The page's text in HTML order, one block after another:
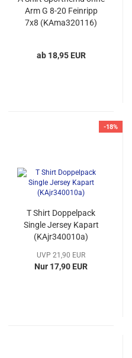
Arm G 8-20 Feinripp
7x8 (KAma320116)
ab 18,95 EUR
-18%
T Shirt Doppelpack
Single Jersey Kapart
(KAjr340010a)
UVP 21,90 EUR
Nur 17,90 EUR